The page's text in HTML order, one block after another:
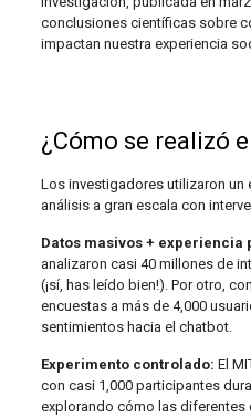
conclusiones científicas sobre
impactan nuestra experiencia
¿Cómo se realizó
Los investigadores utilizaron un
análisis a gran escala con
Datos masivos + experiencia
analizaron casi 40 millones de
(¡sí, has leído bien!). Por otro,
encuestas a más de 4,000
sentimientos hacia el chatbot.
Experimento controlado: El
con casi 1,000 participantes
explorando cómo las